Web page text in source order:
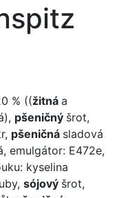
% ((žitná a
pšeničný šrot,
pšeničná sladová
emulgátor: E472e,
kyselina
sójový šrot,